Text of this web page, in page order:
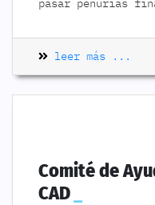
pasar penurias
leer más ...
Comité de
CAD